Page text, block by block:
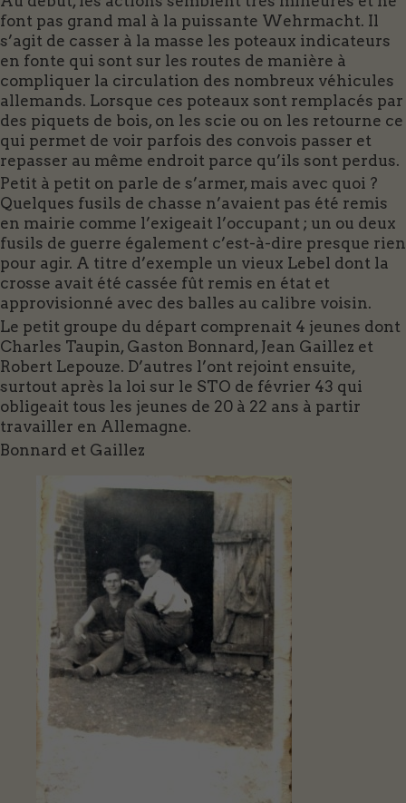
font pas grand mal à la puissante Wehrmacht. Il
s’agit de casser à la masse les poteaux indicateurs
en fonte qui sont sur les routes de manière à
compliquer la circulation des nombreux véhicules
allemands. Lorsque ces poteaux sont remplacés par
des piquets de bois, on les scie ou on les retourne ce
qui permet de voir parfois des convois passer et
repasser au même endroit parce qu’ils sont perdus.
Petit à petit on parle de s’armer, mais avec quoi ?
Quelques fusils de chasse n’avaient pas été remis
en mairie comme l’exigeait l’occupant ; un ou deux
fusils de guerre également c’est-à-dire presque rien
pour agir. A titre d’exemple un vieux Lebel dont la
crosse avait été cassée fût remis en état et
approvisionné avec des balles au calibre voisin.
Le petit groupe du départ comprenait 4 jeunes dont
Charles Taupin, Gaston Bonnard, Jean Gaillez et
Robert Lepouze. D’autres l’ont rejoint ensuite,
surtout après la loi sur le STO de février 43 qui
obligeait tous les jeunes de 20 à 22 ans à partir
travailler en Allemagne.
Bonnard et Gaillez